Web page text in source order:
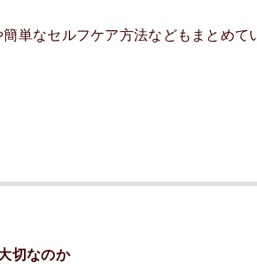
単なセルフケア方法などもまとめ
切なのか